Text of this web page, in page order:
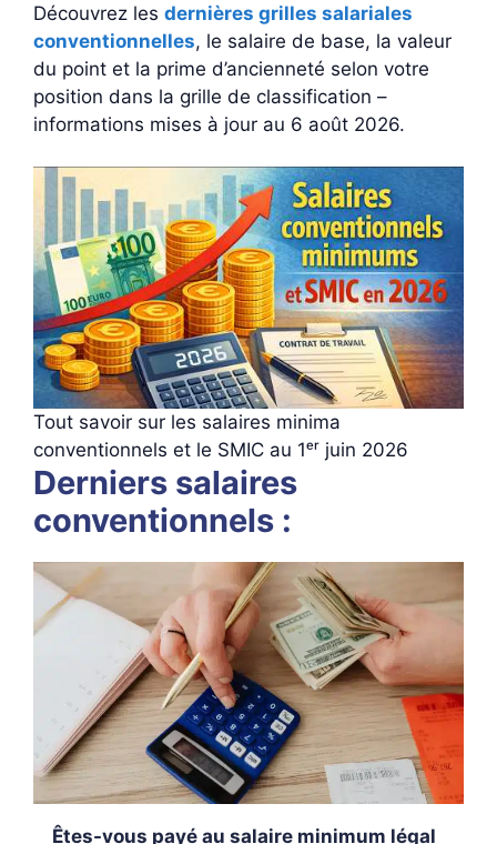
Découvrez les dernières grilles salariales
conventionnelles, le salaire de base, la valeur
du point et la prime d’ancienneté selon votre
position dans la grille de classification –
informations mises à jour au 6 août 2026.
Tout savoir sur les salaires minima
conventionnels et le SMIC au 1ᵉʳ juin 2026
Derniers salaires
conventionnels :
Êtes-vous payé au salaire minimum légal